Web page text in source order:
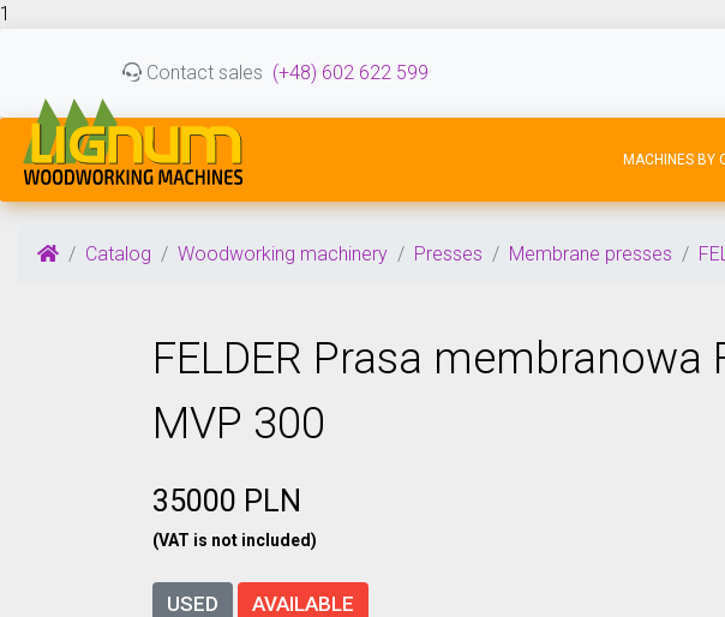
1
Contact sales (+48) 602 622 599
MACHINES BY
Catalog Woodworking machinery Presses Membrane presses
FELDER Prasa membranowa
MVP 300
35000 PLN
(VAT is not included)
USED AVAILABLE